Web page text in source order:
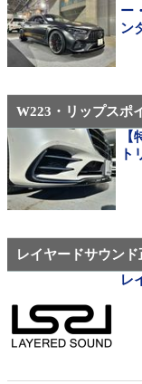
メ
◆
ベンツ中古ホイル
ー
ン
W223・リップスポ
ト
レイヤードサウン
レ